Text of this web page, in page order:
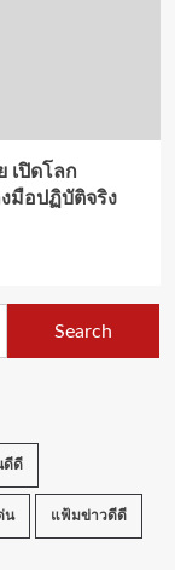
เปิดโลก
มือปฏิบัติจริง
ดีดี
น แฟ้มข่าวดีดี